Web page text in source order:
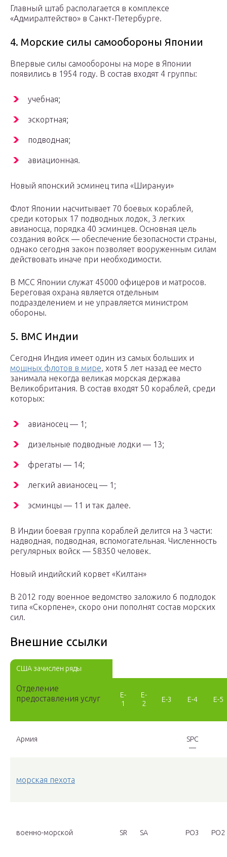
Главный штаб располагается в комплексе
«Адмиралтейство» в Санкт-Петербурге.
4. Морские силы самообороны Японии
Впервые силы самообороны на море в Японии
появились в 1954 году. В состав входят 4 группы:
учебная;
эскортная;
подводная;
авиационная.
Новый японский эсминец типа «Ширануи»
Флот Японии насчитывает 70 боевых кораблей,
среди которых 17 подводных лодок, 3 легких
авианосца, порядка 40 эсминцев. Основная цель
создания войск — обеспечение безопасности страны,
однако сегодня закон позволяет вооруженным силам
действовать иначе при необходимости.
В МСС Японии служат 45000 офицеров и матросов.
Береговая охрана является отдельным
подразделением и не управляется министром
обороны.
5. ВМС Индии
Сегодня Индия имеет один из самых больших и
мощных флотов в мире, хотя 5 лет назад ее место
занимала некогда великая морская держава
Великобритания. В состав входят 50 кораблей, среди
которых:
авианосец — 1;
дизельные подводные лодки — 13;
фрегаты — 14;
легкий авианосец — 1;
эсминцы — 11 и так далее.
В Индии боевая группа кораблей делится на 3 части:
надводная, подводная, вспомогательная. Численность
регулярных войск — 58350 человек.
Новый индийский корвет «Килтан»
В 2012 году военное ведомство заложило 6 подлодок
типа «Скорпене», скоро они пополнят состав морских
сил.
Внешние ссылки
США зачислен ряды
Отделение
предоставления услуг
E-
1
E-
2
E-3 E-4 E-5
Армия
SPC
—
морская пехота
военно-морской SR SA PO3 PO2